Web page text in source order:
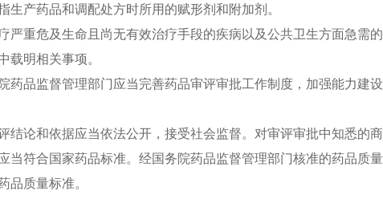
产药品和调配处方时所用的赋形剂和附加剂。
危及生命且尚无有效治疗手段的疾病以及公共卫生方面急需
载明相关事项。
监督管理部门应当完善药品审评审批工作制度，加强能力建
论和依据应当依法公开，接受社会监督。对审评审批中知悉的商
合国家药品标准。经国务院药品监督管理部门核准的药品质
品质量标准。